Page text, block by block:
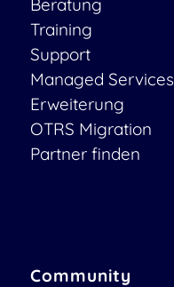
Training
Support
Managed Services
Erweiterung
OTRS Migration
Partner finden
Community